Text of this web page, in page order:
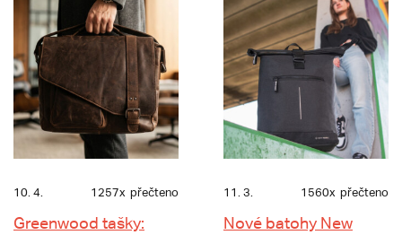
10. 4. 1257x přečteno
Greenwood tašky:
11. 3. 1560x přečteno
Nové batohy New